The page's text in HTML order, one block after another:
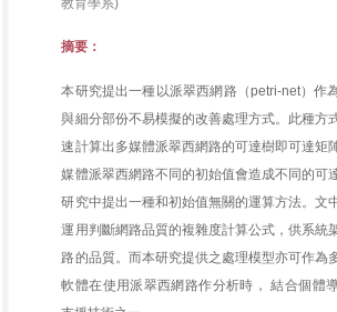
教育學系)
摘要：
本研究提出一種以派翠西網路（petri-net）作
與細分部份不易模擬的改善處理方式。此種方
速計算出多媒體派翠西網路的可達樹即可達矩
媒體派翠西網路不同的初始值會造成不同的可
研究中提出一種和初始值無關的運算方法。文
運用判斷網路品質的複雜度計算公式，供系統
路的品質。而本研究提供之處理模型亦可作為
軟體在使用派翠西網路作分析時， 結合個體